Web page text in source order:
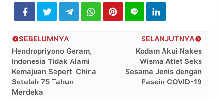
SELANJUTNYA
Kodam Akui Nakes
Wisma Atlet Seks
Sesama Jenis dengan
Pasein COVID-19
SEBELUMNYA
Hendropriyono Geram,
Indonesia Tidak Alami
Kemajuan Seperti China
Setelah 75 Tahun
Merdeka